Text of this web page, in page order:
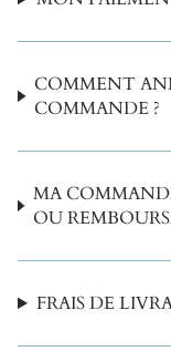
COMMENT
COMMANDE ?
MA
OU
FRAIS DE